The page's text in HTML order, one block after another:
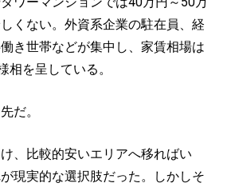
くない。外資系企業の駐在員、経
き世帯などが集中し、家賃相場は
相を呈している。
だ。
、比較的安いエリアへ移ればい
現実的な選択肢だった。しかしそ